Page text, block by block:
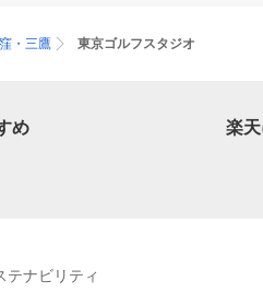
・三鷹 東京ゴルフスタジオ
め 楽
テナビリティ